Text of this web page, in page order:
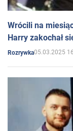
Wrócili na
Harry zakochał
Rozrywka05.03.2025